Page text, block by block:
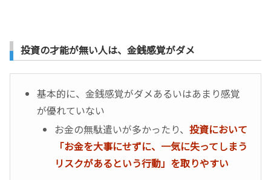
投資の才能が無い人は、金銭感覚がダメ
基本的に、金銭感覚がダメあるいはあまり感覚
が優れていない
お金の無駄遣いが多かったり、投資において
「お金を大事にせずに、一気に失ってしまう
リスクがあるという行動」を取りやすい